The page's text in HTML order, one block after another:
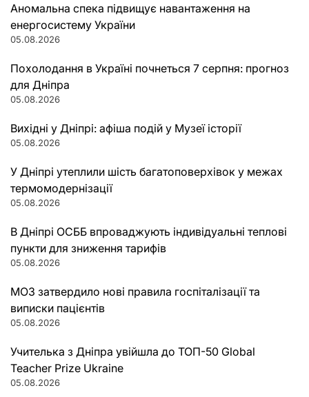
Аномальна спека підвищує навантаження на
енергосистему України
05.08.2026
Похолодання в Україні почнеться 7 серпня: прогноз
для Дніпра
05.08.2026
Вихідні у Дніпрі: афіша подій у Музеї історії
05.08.2026
У Дніпрі утеплили шість багатоповерхівок у межах
термомодернізації
05.08.2026
В Дніпрі ОСББ впроваджують індивідуальні теплові
пункти для зниження тарифів
05.08.2026
МОЗ затвердило нові правила госпіталізації та
виписки пацієнтів
05.08.2026
Учителька з Дніпра увійшла до ТОП-50 Global
Teacher Prize Ukraine
05.08.2026